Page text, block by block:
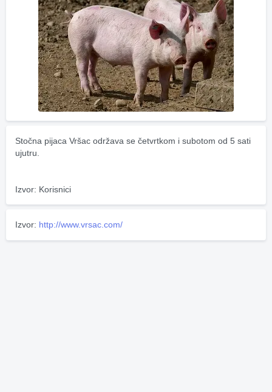
Stočna pijaca Vršac održava se četvrtkom i subotom od 5 sati
ujutru.
Izvor: Korisnici
Izvor: http://www.vrsac.com/